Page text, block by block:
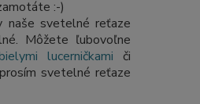
:-)
naše svetelné reťaze
Môžete ľubovoľne
lucerničkami či
svetelné reťaze